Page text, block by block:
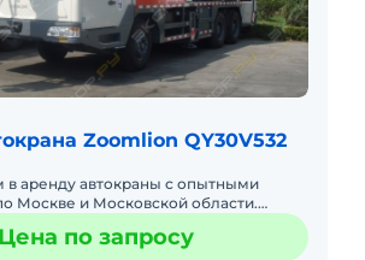
Zoomlion QY30V532
в аренду автокраны с опытными
Москве и Московской области.
Долгосрочный, краткосрочный
При
Цена по запросу